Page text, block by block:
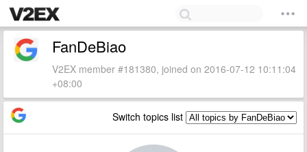
FanDeBiao
V2EX member #181380, joined on 2016-07-12 10:11:04
+08:00
Switch topics list